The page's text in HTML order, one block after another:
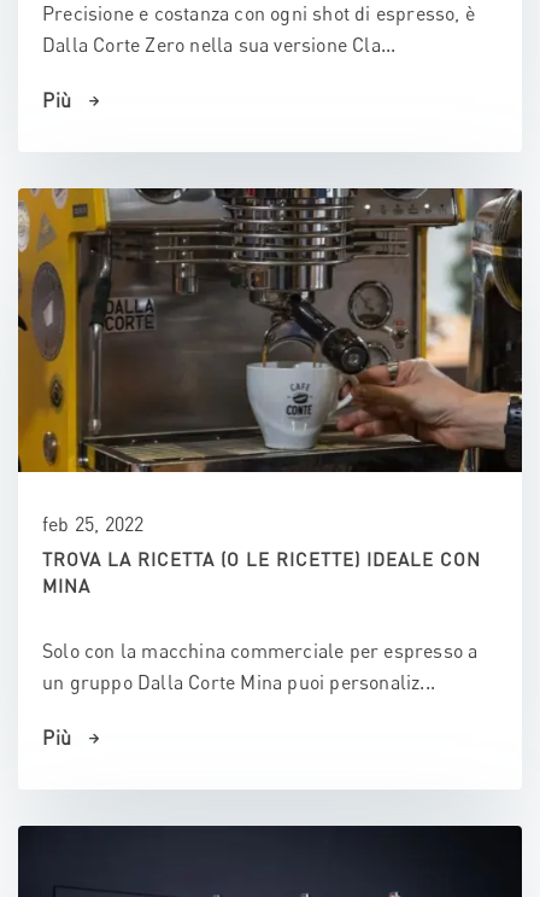
Precisione e costanza con ogni shot di espresso, è
Dalla Corte Zero nella sua versione Cla...
Più
feb 25, 2022
TROVA LA RICETTA (O LE RICETTE) IDEALE CON
MINA
Solo con la macchina commerciale per espresso a
un gruppo Dalla Corte Mina puoi personaliz...
Più